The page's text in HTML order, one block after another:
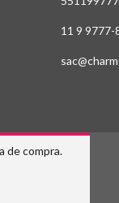
de compra.
11 9 9777-